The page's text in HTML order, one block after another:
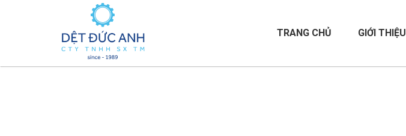
TRANG CHỦ GIỚI THIỆU